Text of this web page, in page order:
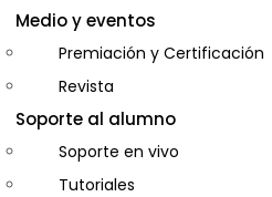
Entrenador Personal y
Gastronomía
Gestor de Crédito y
Guía de Turismo
Inglés Americano
Marketing y Publicidad
Medio y eventos
Premiación y Certificación
Revista
Soporte al alumno
Soporte en vivo
Tutoriales